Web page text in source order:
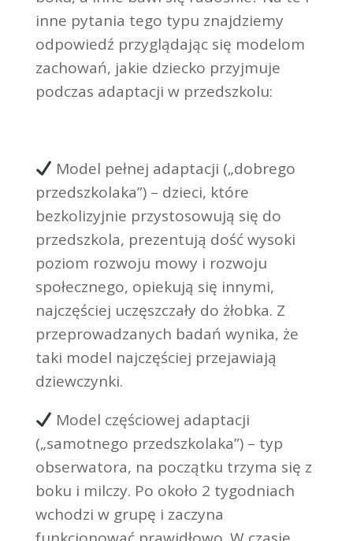
inne pytania tego typu znajdziemy
odpowiedź przyglądając się modelom
zachowań, jakie dziecko przyjmuje
podczas adaptacji w przedszkolu:
Model pełnej adaptacji („dobrego
przedszkolaka”) – dzieci, które
bezkolizyjnie przystosowują się do
przedszkola, prezentują dość wysoki
poziom rozwoju mowy i rozwoju
społecznego, opiekują się innymi,
najczęściej uczęszczały do żłobka. Z
przeprowadzanych badań wynika, że
taki model najczęściej przejawiają
dziewczynki.
Model częściowej adaptacji
(„samotnego przedszkolaka”) – typ
obserwatora, na początku trzyma się z
boku i milczy. Po około 2 tygodniach
wchodzi w grupę i zaczyna